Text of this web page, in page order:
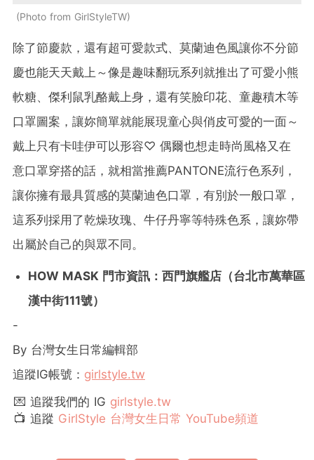
Photo from GirlStyleTW
除了節慶款，還有超可愛款式、莫蘭迪色風讓你不分節
慶也能天天戴上～像是趣味翻玩系列就推出了可愛小熊
軟糖、傑利鼠乳酪戴上身，還有笑臉印花、童趣積木等
口罩圖案，讓妳簡單就能展現童心與俏皮可愛的一面～
戴上只有卡哇伊可以形容♡ 偶爾也想走時尚風格又在
意口罩穿搭的話，就相當推薦PANTONE流行色系列，
讓你擁有最具質感的莫蘭迪色口罩，有別於一般口罩，
這系列採用了乾燥玫瑰、牛仔丹寧等特殊色系，讓妳帶
出屬於自己的與眾不同。
HOW MASK 門市資訊：西門旗艦店（台北市萬華區
漢中街111號）
-
By 台灣女生日常編輯部
追蹤IG帳號： girlstyle.tw
💌 追蹤我們的 IG girlstyle.tw
📺 追蹤 GirlStyle 台灣女生日常 YouTube頻道